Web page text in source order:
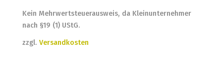
Kein Mehrwertsteuerausweis, da Kleinunternehmer
nach §19 (1) UStG.
zzgl. Versandkosten